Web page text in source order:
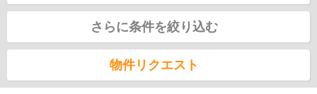
さらに条件を絞り込む
物件リクエスト